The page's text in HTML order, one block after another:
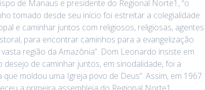
de Manaus e presidente do Regional Norte1, “o
tomado desde seu início foi estreitar a colegialidade
e caminhar juntos com religiosos, religiosas, agentes
para encontrar caminhos para a evangelização
região da Amazônia”. Dom Leonardo insiste em
desejo de caminhar juntos, em sinodalidade, foi a
que moldou uma Igreja povo de Deus”. Assim, em 1967